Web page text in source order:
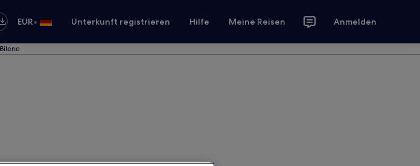
EUR• Unterkunft registrieren Hilfe Meine Reisen Anmelden